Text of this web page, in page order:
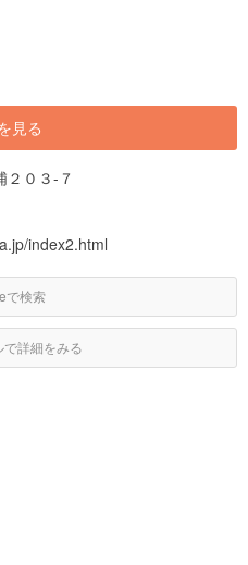
見る
２０３-７
index2.html
で検索
詳細をみる